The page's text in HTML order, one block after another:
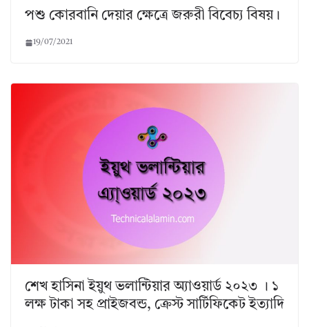
পশু কোরবানি দেয়ার ক্ষেত্রে জরুরী বিবেচ্য বিষয়।
19/07/2021
শেখ হাসিনা ইয়ুথ ভলান্টিয়ার অ্যাওয়ার্ড ২০২৩ । ১
লক্ষ টাকা সহ প্রাইজবন্ড, ক্রেস্ট সার্টিফিকেট ইত্যাদি